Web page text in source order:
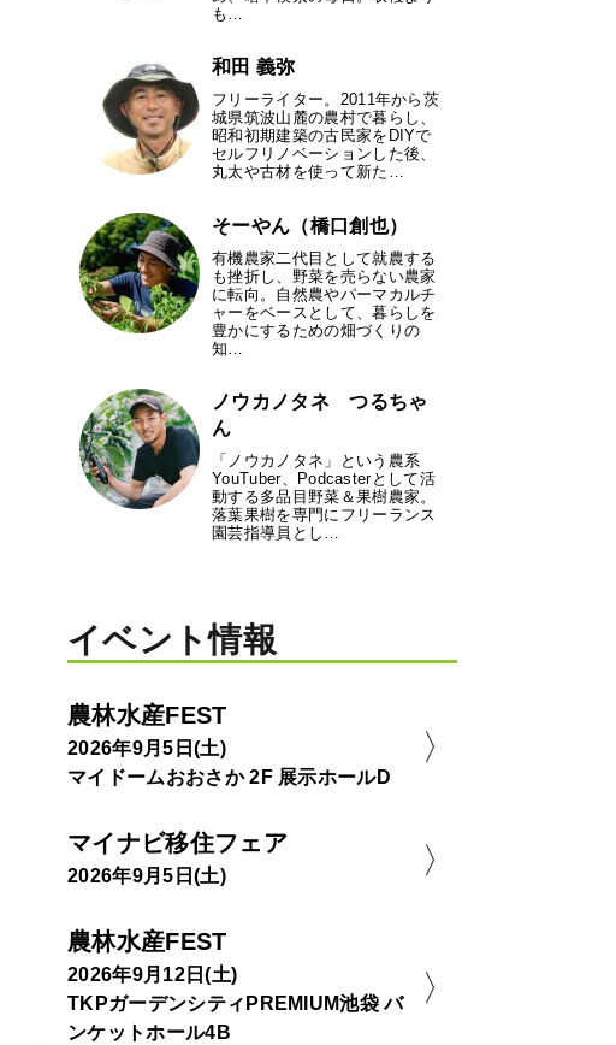
も…
和田 義弥
フリーライター。2011年から茨
城県筑波山麓の農村で暮らし、
昭和初期建築の古民家をDIYで
セルフリノベーションした後、
丸太や古材を使って新た…
そーやん（橋口創也）
有機農家二代目として就農する
も挫折し、野菜を売らない農家
に転向。自然農やパーマカルチ
ャーをベースとして、暮らしを
豊かにするための畑づくりの
知…
ノウカノタネ つるちゃ
ん
「ノウカノタネ」という農系
YouTuber、Podcasterとして活
動する多品目野菜＆果樹農家。
落葉果樹を専門にフリーランス
園芸指導員とし…
イベント情報
農林水産FEST
2026年9月5日(土)
マイドームおおさか 2F 展示ホールD
マイナビ移住フェア
2026年9月5日(土)
農林水産FEST
2026年9月12日(土)
TKPガーデンシティPREMIUM池袋 バ
ンケットホール4B